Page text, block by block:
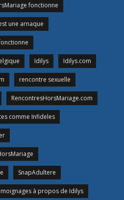
fonctionne
une arnaque
Idilys Idilys.com
rencontre sexuelle
RencontresHorsMariage.com
comme Infideles
SnapAdultere
à propos de Idilys